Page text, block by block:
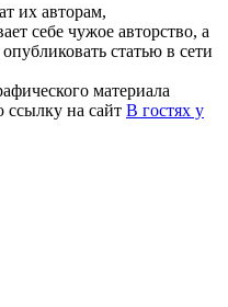
их авторам,
себе чужое авторство, а
статью в сети
материала
ссылку на сайт В гостях у